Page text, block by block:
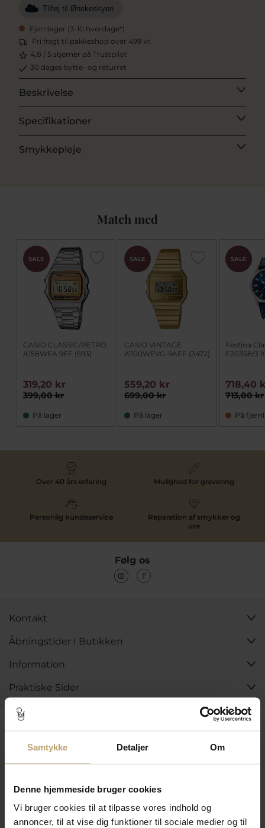
Samtykke Detaljer Om
Denne hjemmeside bruger cookies
Vi bruger cookies til at tilpasse vores indhold og
annoncer, til at vise dig funktioner til sociale medier og til
Tilføj til Ønskeskyen
Fjernlager (3-10 hverdage*)
Fri fragt til pakkeshop over 499 kr.
4,8 / 5 stjerner på Trustpilot
30 dages bytte- og returret
Beskrivelse
Specifikationer
Smykkepleje
Match med
SALE
CASIO CLASSIC/RETRO
A158WEA 9EF (593)
399,00 kr
319,20 kr
På lager
SALE
CASIO VINTAGE
A700WEVG-9AEF (3472)
699,00 kr
559,20 kr
På lager
PRIS
SALE
Festina
F20358/3
713,00 kr
718,40
På
Over 40 års erfaring Mulighed for gravering
Personlig kundeservice
Reparation af smykker og
ure
Følg os
Kontakt
Åbningstider I Butikken
Information
Praktiske Sider
Leveringsmuligheder
Sikker Og Tryg E-Handel